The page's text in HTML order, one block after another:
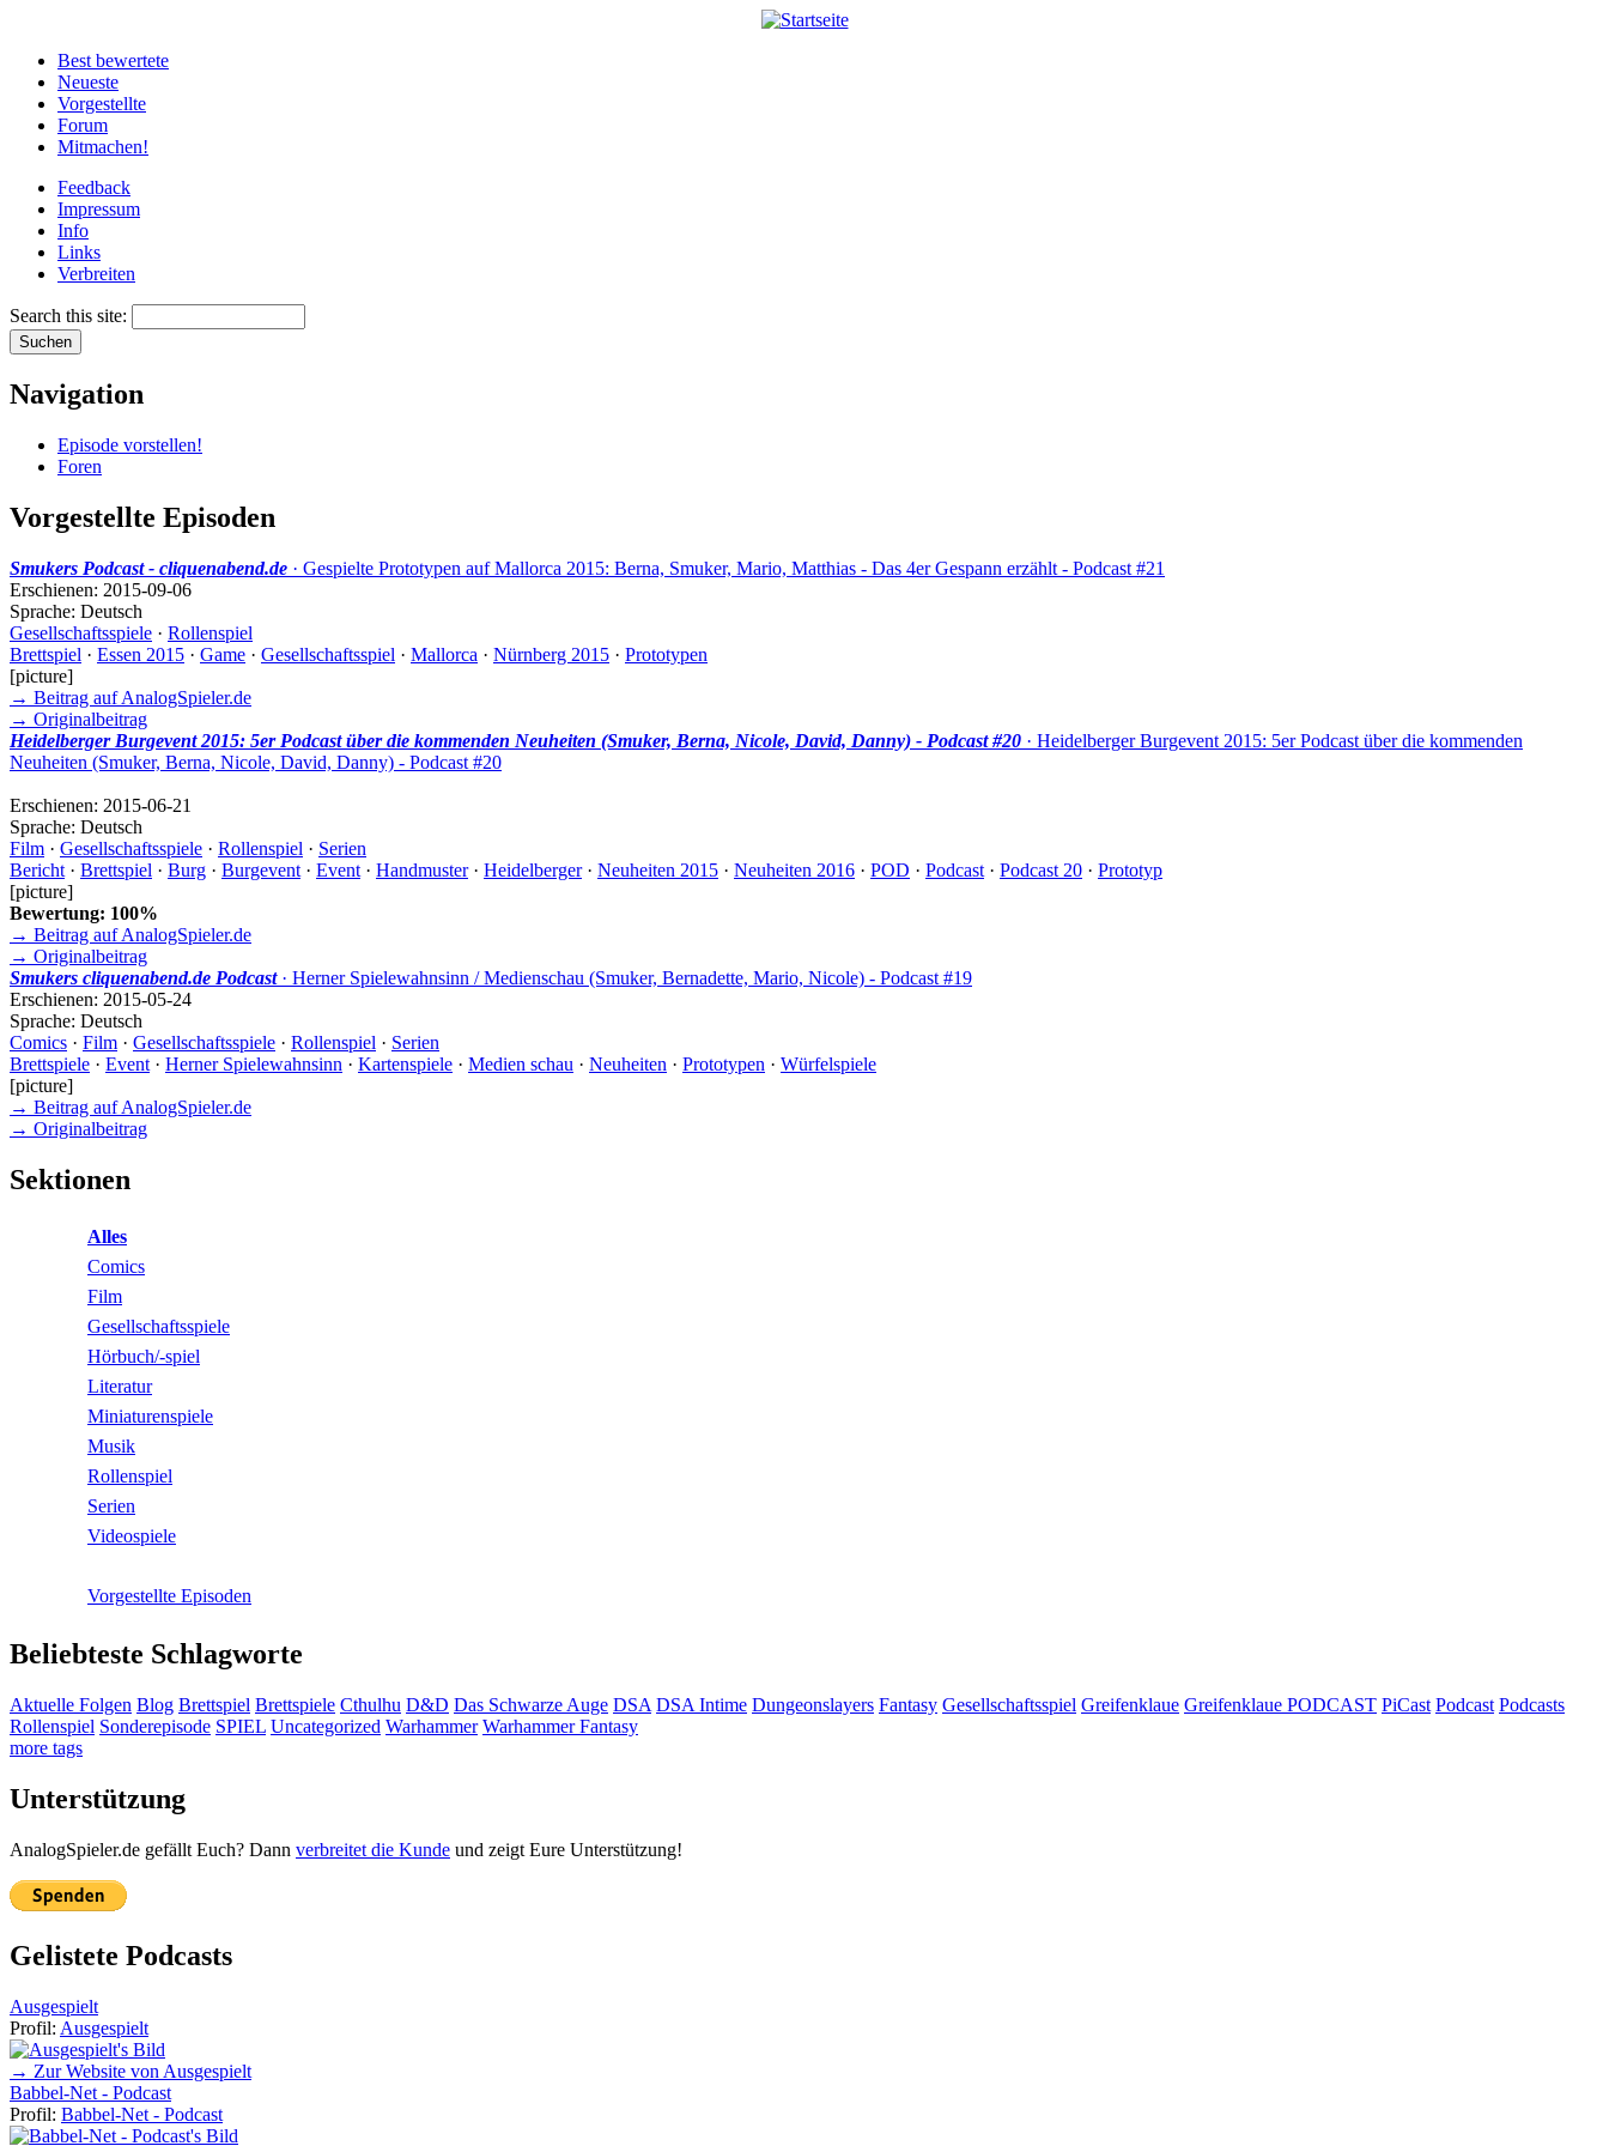
Best bewertete
Neueste
Vorgestellte
Forum
Mitmachen!
Feedback
Impressum
Info
Links
Verbreiten
Search this site:
Navigation
Episode vorstellen!
Foren
Vorgestellte Episoden
Smukers Podcast - cliquenabend.de · Gespielte Prototypen auf Mallorca 2015: Berna, Smuker, Mario, Matthias - Das 4er Gespann erzählt - Podcast #21
Erschienen: 2015-09-06
Sprache: Deutsch
Gesellschaftsspiele · Rollenspiel
Brettspiel · Essen 2015 · Game · Gesellschaftsspiel · Mallorca · Nürnberg 2015 · Prototypen
[picture]
→ Beitrag auf AnalogSpieler.de
→ Originalbeitrag
Heidelberger Burgevent 2015: 5er Podcast über die kommenden Neuheiten (Smuker, Berna, Nicole, David, Danny) - Podcast #20 · Heidelberger Burgevent 2015: 5er Podcast über die kommenden
Neuheiten (Smuker, Berna, Nicole, David, Danny) - Podcast #20
Erschienen: 2015-06-21
Sprache: Deutsch
Film · Gesellschaftsspiele · Rollenspiel · Serien
Bericht · Brettspiel · Burg · Burgevent · Event · Handmuster· Heidelberger· Neuheiten 2015 · Neuheiten 2016 · POD · Podcast · Podcast 20 · Prototyp
[picture]
Bewertung: 100%
→ Beitrag auf AnalogSpieler.de
→ Originalbeitrag
Smukers cliquenabend.de Podcast· Herner Spielewahnsinn / Medienschau (Smuker, Bernadette, Mario, Nicole) - Podcast #19
Erschienen: 2015-05-24
Sprache: Deutsch
Comics · Film · Gesellschaftsspiele · Rollenspiel · Serien
Brettspiele · Event · Herner Spielewahnsinn · Kartenspiele · Medien schau · Neuheiten · Prototypen · Würfelspiele
[picture]
→ Beitrag auf AnalogSpieler.de
→ Originalbeitrag
Sektionen
Alles
Comics
Film
Gesellschaftsspiele
Hörbuch/-spiel
Literatur
Miniaturenspiele
Musik
Rollenspiel
Serien
Videospiele
Vorgestellte Episoden
Beliebteste Schlagworte
Aktuelle Folgen Blog Brettspiel Brettspiele Cthulhu D&D Das Schwarze Auge DSA DSA Intime Dungeonslayers Fantasy Gesellschaftsspiel Greifenklaue Greifenklaue PODCAST PiCast Podcast Podcasts
Rollenspiel Sonderepisode SPIEL Uncategorized Warhammer Warhammer Fantasy
more tags
Unterstützung
AnalogSpieler.de gefällt Euch? Dann verbreitet die Kunde und zeigt Eure Unterstützung!
Gelistete Podcasts
Ausgespielt
Profil: Ausgespielt
→ Zur Website von Ausgespielt
Babbel-Net - Podcast
Profil: Babbel-Net - Podcast